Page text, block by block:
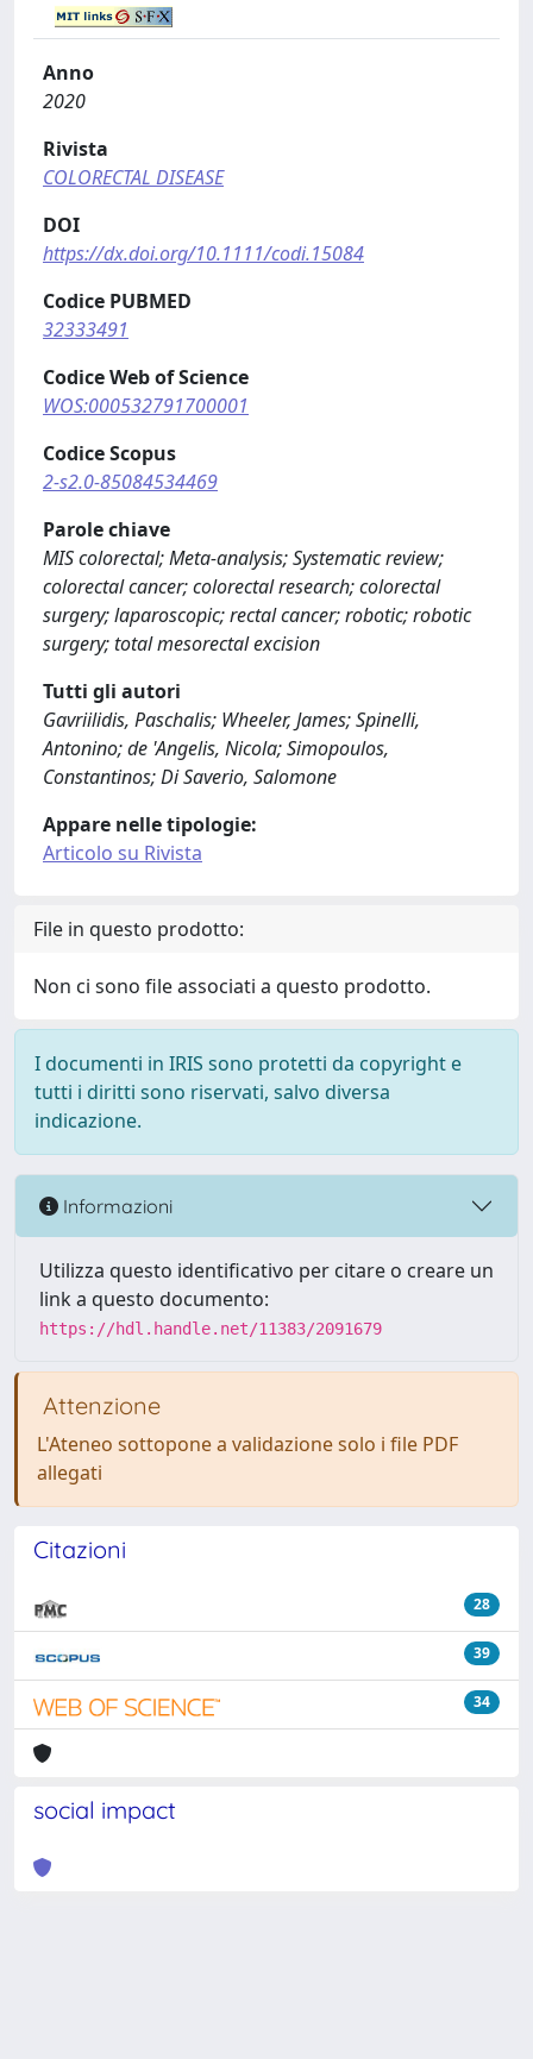
Anno
2020
Rivista
COLORECTAL DISEASE
DOI
https://dx.doi.org/10.1111/codi.15084
Codice PUBMED
32333491
Codice Web of Science
WOS:000532791700001
Codice Scopus
2-s2.0-85084534469
Parole chiave
MIS colorectal; Meta-analysis; Systematic review;
colorectal cancer; colorectal research; colorectal
surgery; laparoscopic; rectal cancer; robotic; robotic
surgery; total mesorectal excision
Tutti gli autori
Gavriilidis, Paschalis; Wheeler, James; Spinelli,
Antonino; de 'Angelis, Nicola; Simopoulos,
Constantinos; Di Saverio, Salomone
Appare nelle tipologie:
Articolo su Rivista
File in questo prodotto:
Non ci sono file associati a questo prodotto.
I documenti in IRIS sono protetti da copyright e
tutti i diritti sono riservati, salvo diversa
indicazione.
Informazioni
Utilizza questo identificativo per citare o creare un
link a questo documento:
https://hdl.handle.net/11383/2091679
Attenzione
L'Ateneo sottopone a validazione solo i file PDF
allegati
Citazioni
28
39
34
social impact